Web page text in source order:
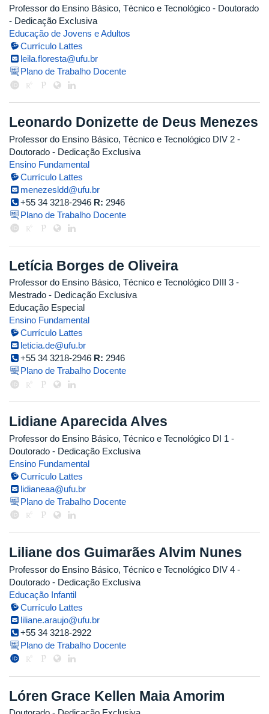
Professor do Ensino Básico, Técnico e Tecnológico - Doutorado
- Dedicação Exclusiva
Educação de Jovens e Adultos
Currículo Lattes
leila.floresta@ufu.br
Plano de Trabalho Docente
Leonardo Donizette de Deus Menezes
Professor do Ensino Básico, Técnico e Tecnológico DIV 2 -
Doutorado - Dedicação Exclusiva
Ensino Fundamental
Currículo Lattes
menezesldd@ufu.br
+55 34 3218-2946 R: 2946
Plano de Trabalho Docente
Letícia Borges de Oliveira
Professor do Ensino Básico, Técnico e Tecnológico DIII 3 -
Mestrado - Dedicação Exclusiva
Educação Especial
Ensino Fundamental
Currículo Lattes
leticia.de@ufu.br
+55 34 3218-2946 R: 2946
Plano de Trabalho Docente
Lidiane Aparecida Alves
Professor do Ensino Básico, Técnico e Tecnológico DI 1 -
Doutorado - Dedicação Exclusiva
Ensino Fundamental
Currículo Lattes
lidianeaa@ufu.br
Plano de Trabalho Docente
Liliane dos Guimarães Alvim Nunes
Professor do Ensino Básico, Técnico e Tecnológico DIV 4 -
Doutorado - Dedicação Exclusiva
Educação Infantil
Currículo Lattes
liliane.araujo@ufu.br
+55 34 3218-2922
Plano de Trabalho Docente
Lóren Grace Kellen Maia Amorim